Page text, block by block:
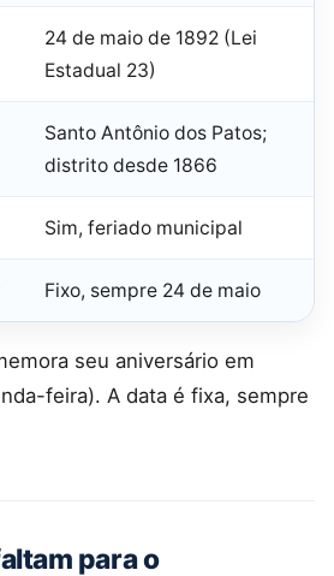
24 de maio de 1892 (Lei
Estadual 23)
Santo Antônio dos Patos;
distrito desde 1866
Sim, feriado municipal
Fixo, sempre 24 de maio
seu aniversário em
feira). A data é fixa, sempre
para o